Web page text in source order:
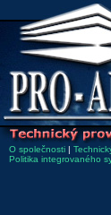
O společnosti |
Politika integrovaného